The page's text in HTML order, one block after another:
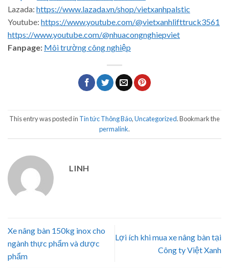
Lazada: https://www.lazada.vn/shop/vietxanhpalstic
Youtube: https://www.youtube.com/@vietxanhlifttruck3561
https://www.youtube.com/@nhuacongnghiepviet
Fanpage: Môi trường công nghiệp
This entry was posted in Tin tức Thông Báo,Uncategorized. Bookmark the
permalink.
LINH
Xe nâng bàn 150kg inox cho
ngành thực phẩm và dược
phẩm
Lợi ích khi mua xe nâng bàn tại
Công ty Việt Xanh